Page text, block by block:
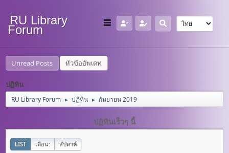
RU Library
Forum
Unread Posts หัวข้ออัพเดท
ปฏิทิน
RU Library Forum ► ปฏิทิน ► กันยายน 2019
ปฏิทินเร็วๆ นี้
LIST เดือน: สัปดาห์